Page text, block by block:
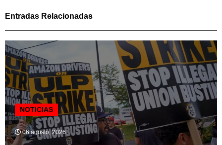
Entradas Relacionadas
NOTICIAS
06 agosto, 2026